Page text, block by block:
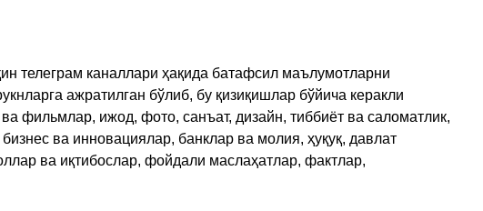
телеграм каналлари ҳақида батафсил маълумотларни
ажратилган бўлиб, бу қизиқишлар бўйича керакли
фильмлар, ижод, фото, санъат, дизайн, тиббиёт ва саломатлик,
ва инновациялар, банклар ва молия, ҳуқуқ, давлат
ва иқтибослар, фойдали маслаҳатлар, фактлар,